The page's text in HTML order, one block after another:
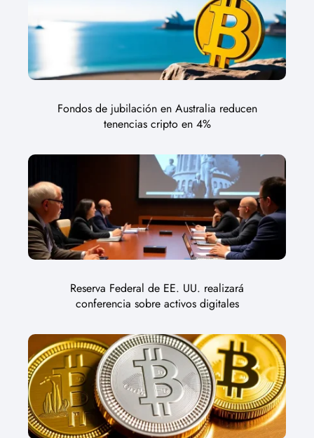
Fondos de jubilación en Australia reducen
tenencias cripto en 4%
Reserva Federal de EE. UU. realizará
conferencia sobre activos digitales